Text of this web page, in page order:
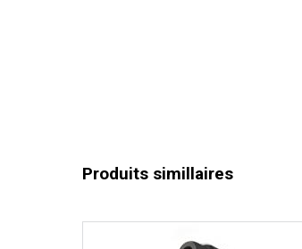
Produits simillaires